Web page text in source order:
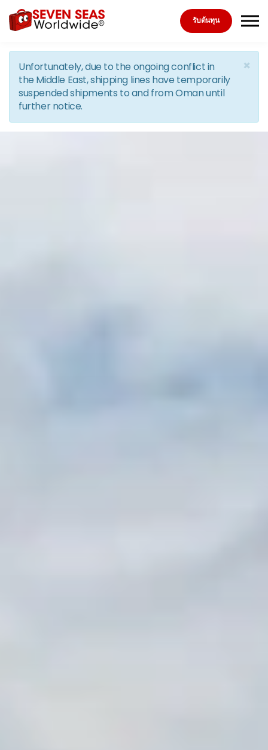
Skip to the content
รับต้นทุน
×
Unfortunately, due to the ongoing conflict in
the Middle East, shipping lines have temporarily
suspended shipments to and from Oman until
further notice.